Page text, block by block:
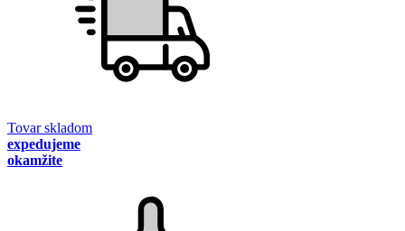
Tovar skladom
expedujeme
okamžite